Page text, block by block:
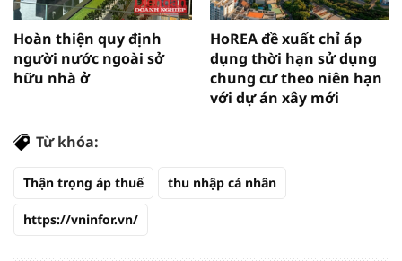
Hoàn thiện quy định
người nước ngoài sở
hữu nhà ở
HoREA đề xuất chỉ áp
dụng thời hạn sử dụng
chung cư theo niên hạn
với dự án xây mới
Từ khóa:
Thận trọng áp thuế thu nhập cá nhân
https://vninfor.vn/